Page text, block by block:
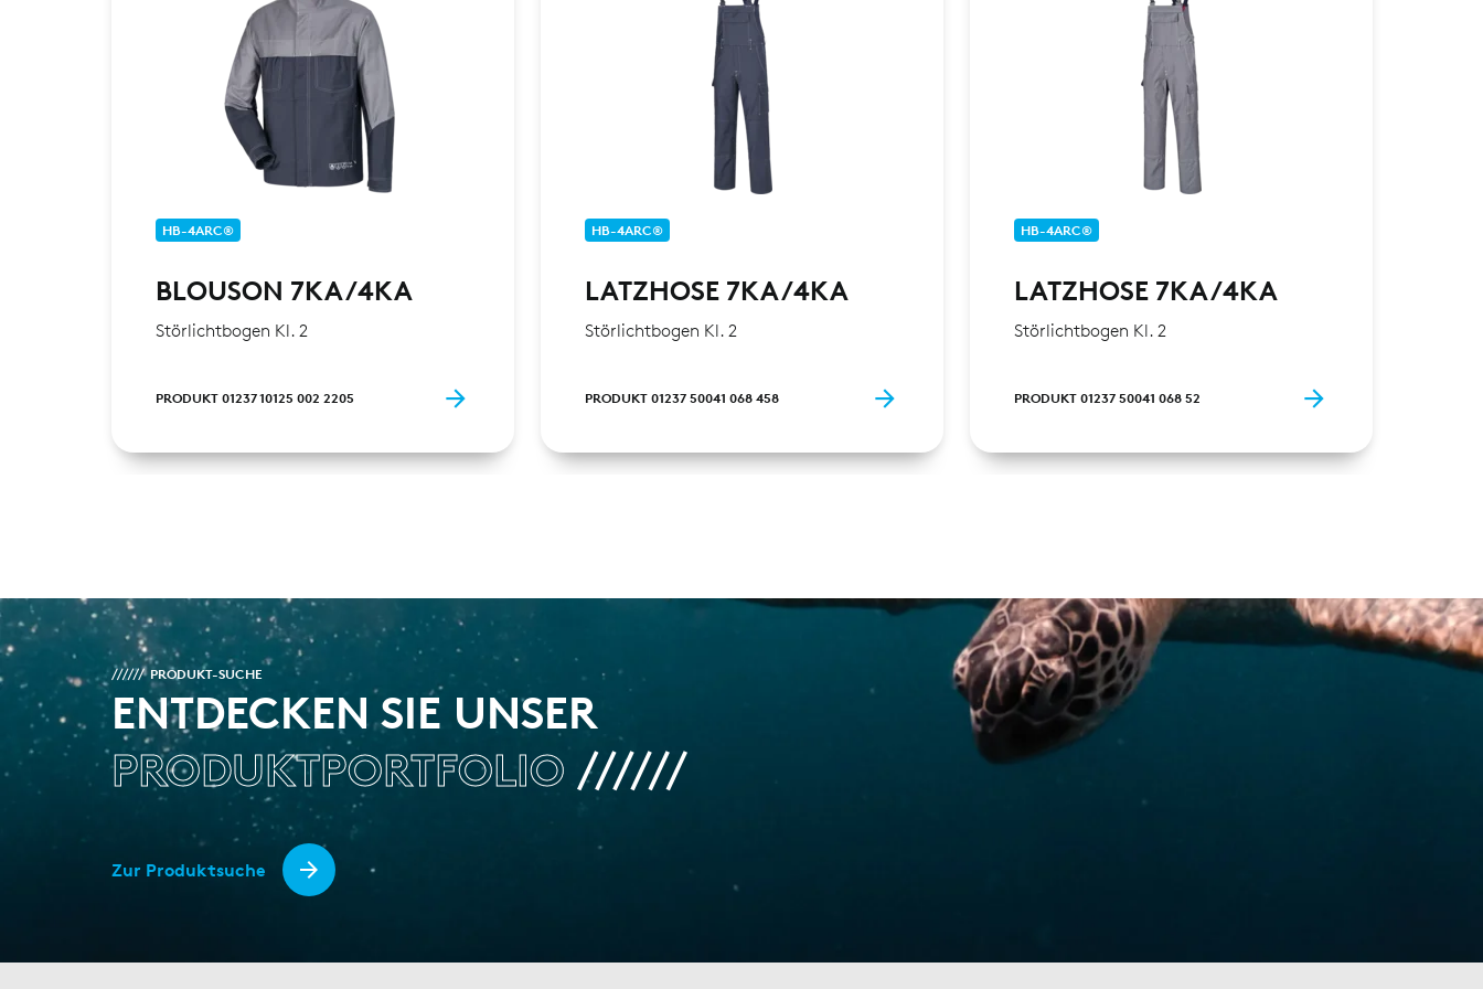
HB-4ARC®
BLOUSON 7KA/4KA
Störlichtbogen Kl. 2
PRODUKT 01237 10125 002 2205
HB-4ARC®
LATZHOSE 7KA/4KA
Störlichtbogen Kl. 2
PRODUKT 01237 50041 068 458
HB-4ARC®
LATZHOSE 7KA/4KA
Störlichtbogen Kl. 2
PRODUKT 01237 50041 068 52
PRODUKT-SUCHE
ENTDECKEN SIE UNSER
PRODUKTPORTFOLIO
Zur Produktsuche